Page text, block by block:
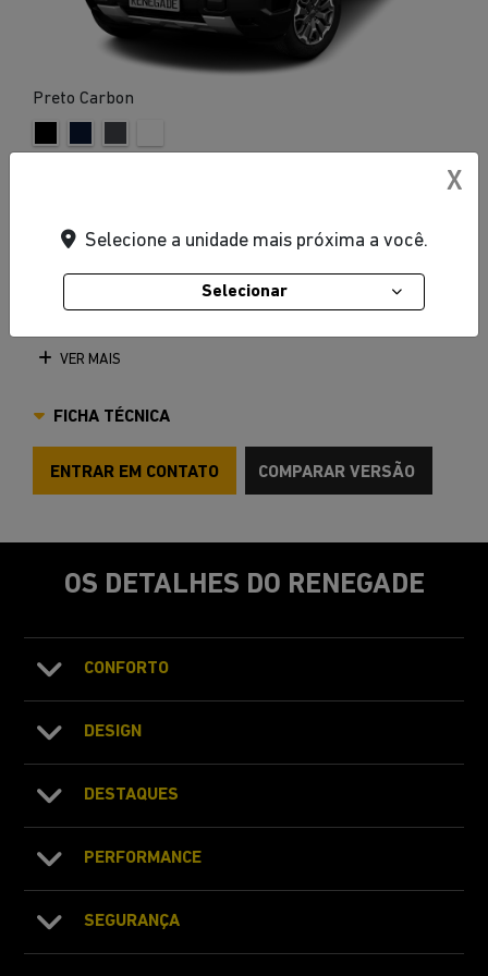
Preto Carbon
Para-sol Iluminado
Porta-luvas iluminado
Quadro de instrumentos de alta resolução TFT de 7",
VER MAIS
FICHA TÉCNICA
ENTRAR EM CONTATO COMPARAR VERSÃO
OS DETALHES DO RENEGADE
CONFORTO
DESIGN
DESTAQUES
PERFORMANCE
SEGURANÇA
X
Selecione a unidade mais próxima a você.
Selecionar